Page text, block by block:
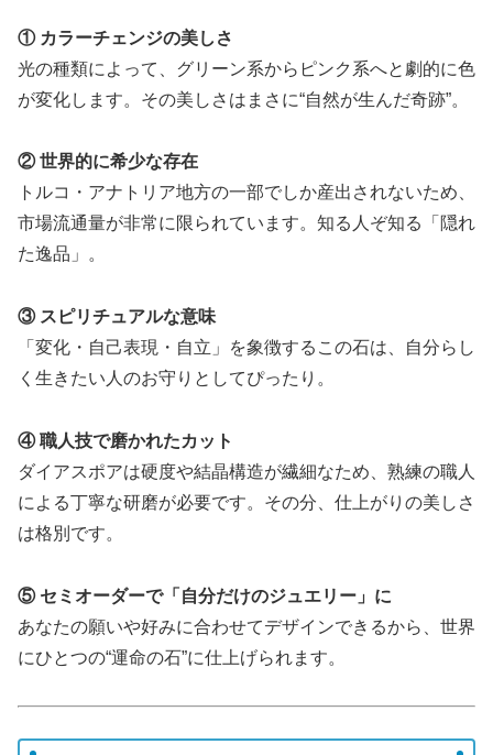
① カラーチェンジの美しさ
光の種類によって、グリーン系からピンク系へと劇的に色
が変化します。その美しさはまさに“自然が生んだ奇跡”。
② 世界的に希少な存在
トルコ・アナトリア地方の一部でしか産出されないため、
市場流通量が非常に限られています。知る人ぞ知る「隠れ
た逸品」。
③ スピリチュアルな意味
「変化・自己表現・自立」を象徴するこの石は、自分らし
く生きたい人のお守りとしてぴったり。
④ 職人技で磨かれたカット
ダイアスポアは硬度や結晶構造が繊細なため、熟練の職人
による丁寧な研磨が必要です。その分、仕上がりの美しさ
は格別です。
⑤ セミオーダーで「自分だけのジュエリー」に
あなたの願いや好みに合わせてデザインできるから、世界
にひとつの“運命の石”に仕上げられます。